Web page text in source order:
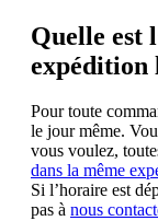
Quelle est
expédition
Pour toute
le jour même.
vous voulez,
dans la même
Si l’horaire est
pas à nous